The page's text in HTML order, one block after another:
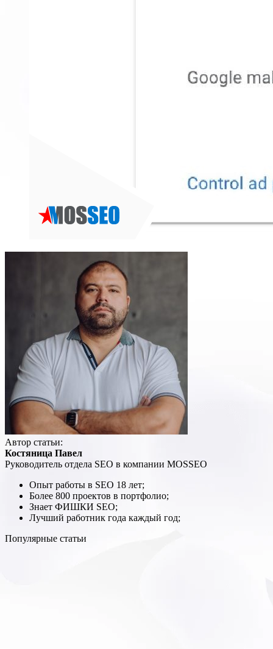
Автор статьи:
Костяница Павел
Руководитель отдела SEO в компании MOSSEO
Опыт работы в SEO 18 лет;
Более 800 проектов в портфолио;
Знает ФИШКИ SEO;
Лучший работник года каждый год;
Популярные статьи